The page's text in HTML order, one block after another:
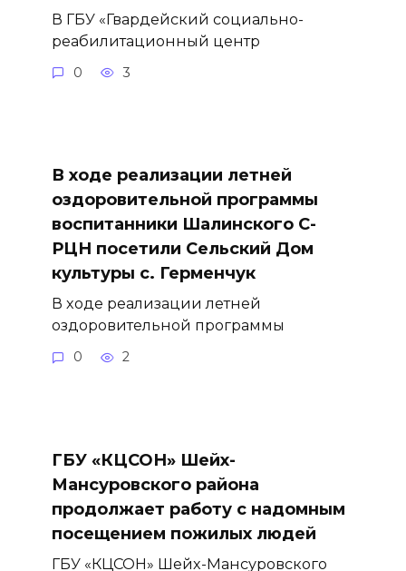
В ГБУ «Гвардейский социально-
реабилитационный центр
0 3
В ходе реализации летней
оздоровительной программы
воспитанники Шалинского С-
РЦН посетили Сельский Дом
культуры с. Герменчук
В ходе реализации летней
оздоровительной программы
0 2
ГБУ «КЦСОН» Шейх-
Мансуровского района
продолжает работу с надомным
посещением пожилых людей
ГБУ «КЦСОН» Шейх-Мансуровского